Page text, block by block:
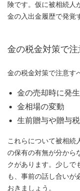
険です。仮に被相続人
金の入出金履歴で発覚
金の税金対策で注
金の税金対策で注意す
金の売却時に発
金相場の変動
生前贈与や贈与
これらについて被相続
の保有の有無が分から
クがあります。少しで
も、事前の話し合いが
おきましょう。